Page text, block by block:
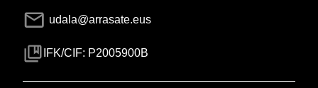
udala@arrasate.eus
IFK/CIF: P2005900B